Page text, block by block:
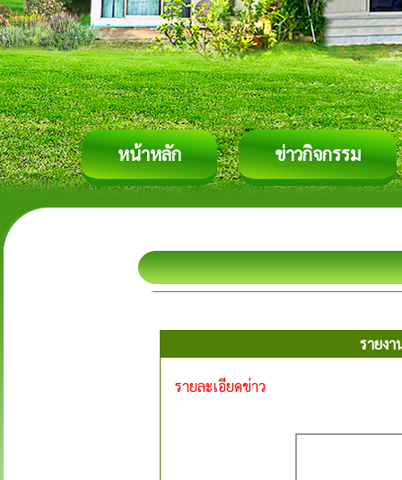
หน้าหลัก ข่าวกิจกรรม
รายง
รายละเอียดข่าว